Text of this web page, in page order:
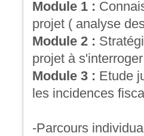
Module 1 :
projet ( analyse
Module 2 :
projet à
Module 3 : Etude
les incidences
-Parcours